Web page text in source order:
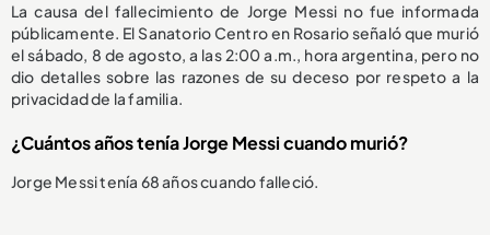
La causa del fallecimiento de Jorge Messi no fue informada
públicamente. El Sanatorio Centro en Rosario señaló que murió
el sábado, 8 de agosto, a las 2:00 a.m., hora argentina, pero no
dio detalles sobre las razones de su deceso por respeto a la
privacidad de la familia.
¿Cuántos años tenía Jorge Messi cuando murió?
Jorge Messi tenía 68 años cuando falleció.